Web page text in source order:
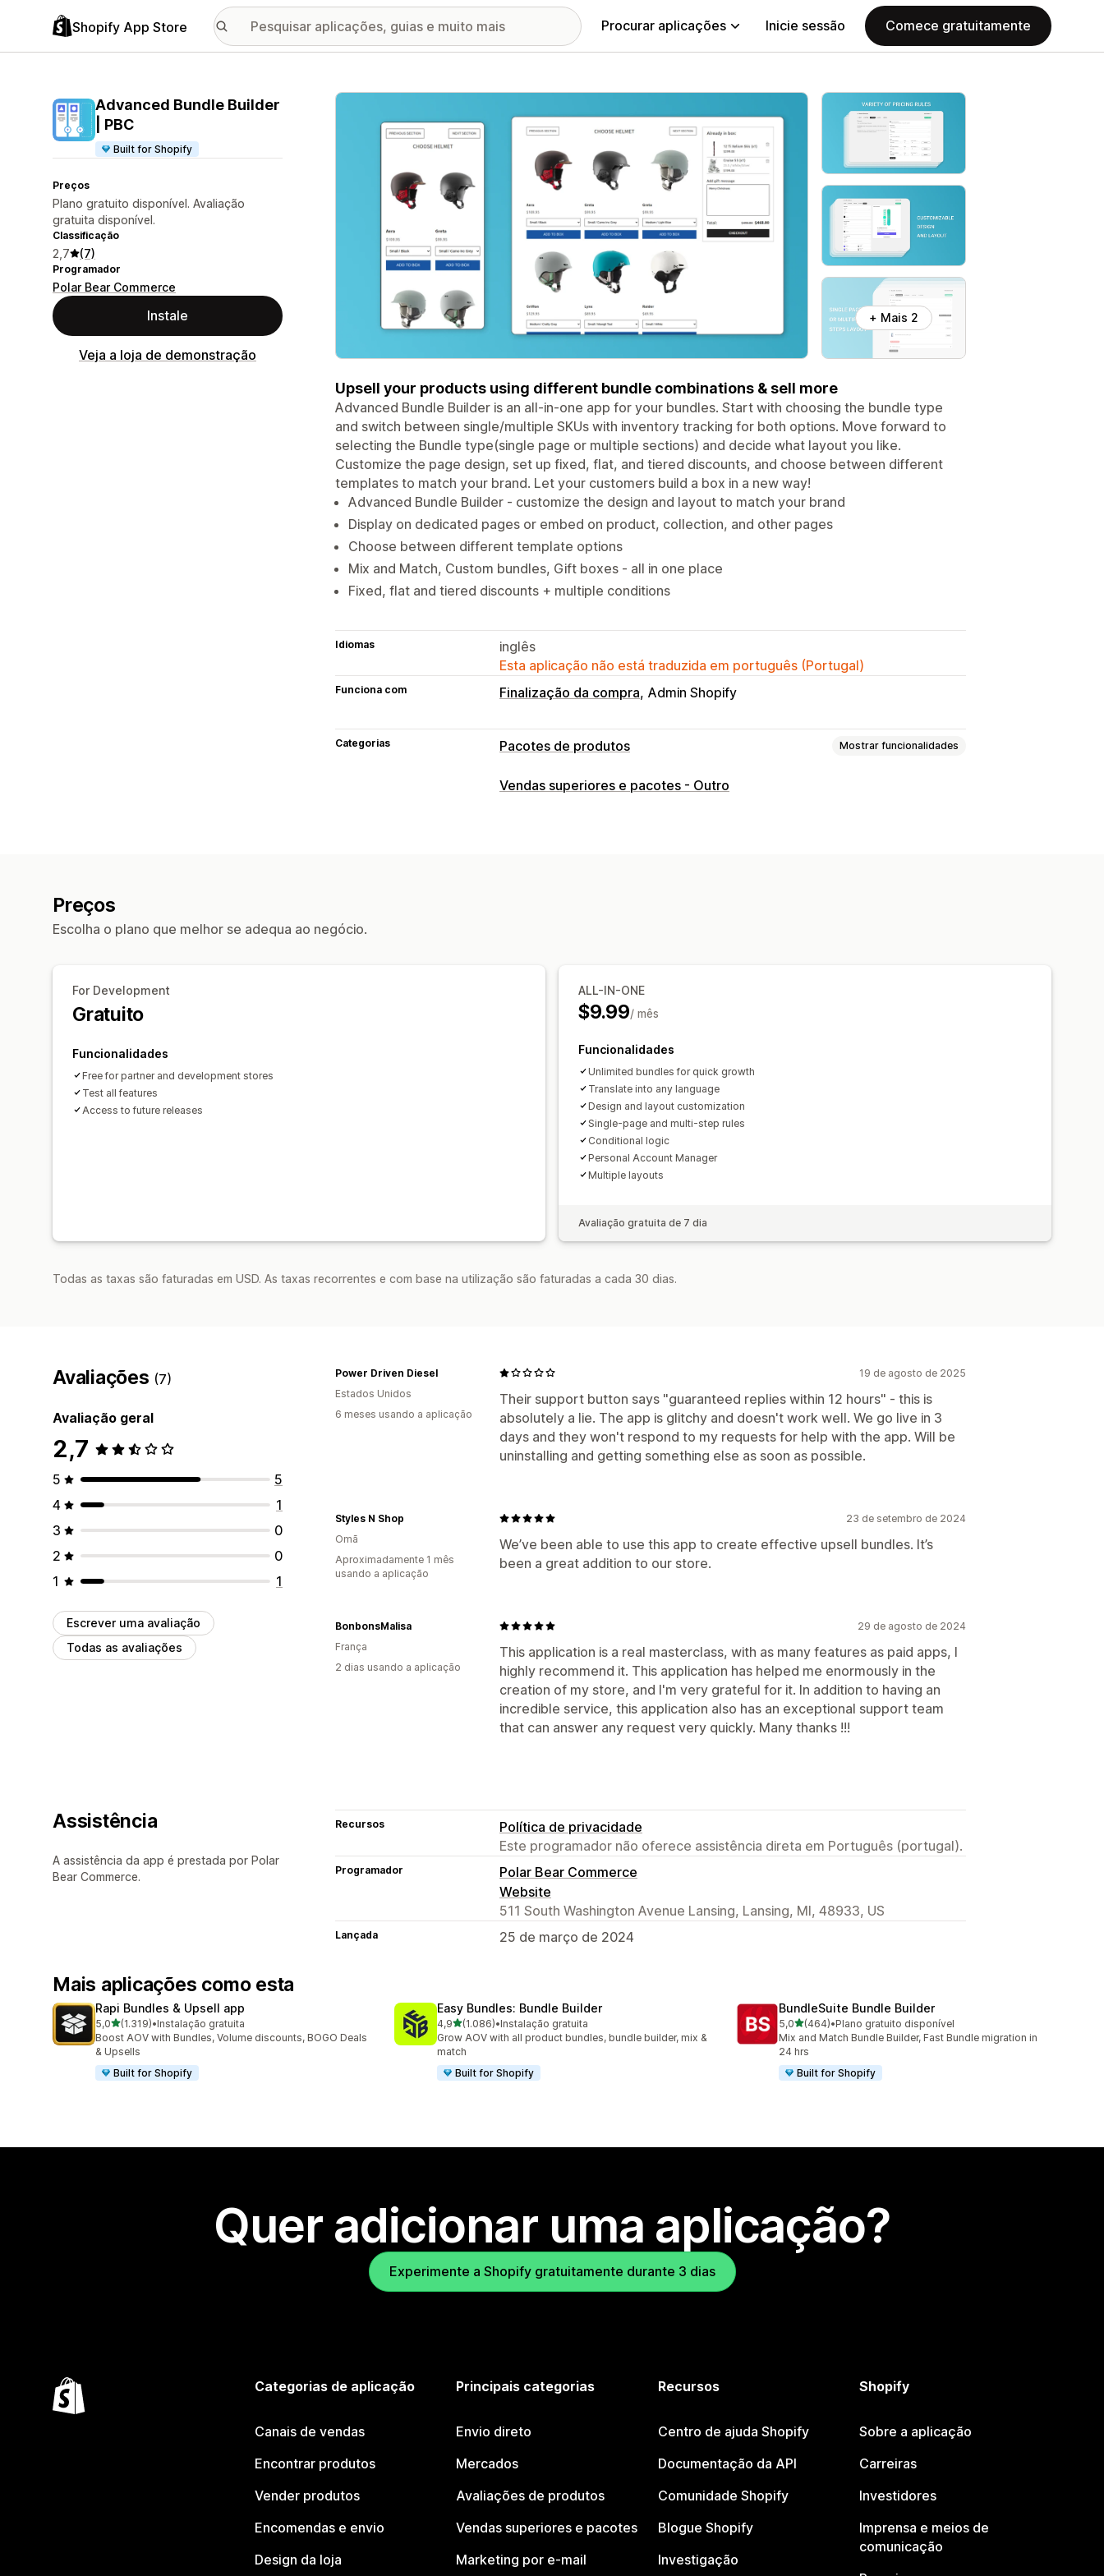
Shopify App Store Procurar aplicações Inicie sessão Comece gratuitamente
Advanced Bundle Builder
| PBC
Built for Shopify
Preços
Plano gratuito disponível. Avaliação
gratuita disponível.
Classificação
2,7 (7)
Programador
Polar Bear Commerce
Instale
Veja a loja de demonstração
Galeria de imagens em destaque
+ Mais 2
Upsell your products using different bundle combinations & sell more
Advanced Bundle Builder is an all-in-one app for your bundles. Start with choosing the bundle type
and switch between single/multiple SKUs with inventory tracking for both options. Move forward to
selecting the Bundle type(single page or multiple sections) and decide what layout you like.
Customize the page design, set up fixed, flat, and tiered discounts, and choose between different
templates to match your brand. Let your customers build a box in a new way!
Advanced Bundle Builder - customize the design and layout to match your brand
Display on dedicated pages or embed on product, collection, and other pages
Choose between different template options
Mix and Match, Custom bundles, Gift boxes - all in one place
Fixed, flat and tiered discounts + multiple conditions
Idiomas
inglês
Esta aplicação não está traduzida em português (Portugal)
Funciona com Finalização da compra Admin Shopify
Categorias Pacotes de produtos Mostrar funcionalidades
Tipos de pacotes
Vendas superiores e pacotes - Outro
Preços
Escolha o plano que melhor se adequa ao negócio.
For Development
Gratuito
Funcionalidades
Free for partner and development stores
Test all features
Access to future releases
ALL-IN-ONE
$9.99/ mês
Funcionalidades
Unlimited bundles for quick growth
Translate into any language
Design and layout customization
Single-page and multi-step rules
Conditional logic
Personal Account Manager
Multiple layouts
Avaliação gratuita de 7 dia
Todas as taxas são faturadas em USD. As taxas recorrentes e com base na utilização são faturadas a cada 30 dias.
Avaliações (7)
Avaliação geral
2,7
5
5
4
1
3
0
2
0
1
1
Escrever uma avaliação
Todas as avaliações
19 de agosto de 2025
Their support button says "guaranteed replies within 12 hours" - this is
absolutely a lie. The app is glitchy and doesn't work well. We go live in 3
days and they won't respond to my requests for help with the app. Will be
uninstalling and getting something else as soon as possible.
Power Driven Diesel
Estados Unidos
6 meses usando a aplicação
23 de setembro de 2024
We’ve been able to use this app to create effective upsell bundles. It’s
been a great addition to our store.
Styles N Shop
Omã
Aproximadamente 1 mês
usando a aplicação
29 de agosto de 2024
This application is a real masterclass, with as many features as paid apps, I
highly recommend it. This application has helped me enormously in the
creation of my store, and I'm very grateful for it. In addition to having an
incredible service, this application also has an exceptional support team
that can answer any request very quickly. Many thanks !!!
BonbonsMalisa
França
2 dias usando a aplicação
Assistência
A assistência da app é prestada por Polar
Bear Commerce.
Recursos
Política de privacidade
Este programador não oferece assistência direta em Português (portugal).
Programador
Polar Bear Commerce
Website
511 South Washington Avenue Lansing, Lansing, MI, 48933, US
Lançada 25 de março de 2024
Mais aplicações como esta
Rapi Bundles & Upsell app
5,0de 5 estrelas
(1.319)
1319 total de avaliações
•Instalação gratuita
Boost AOV with Bundles, Volume discounts, BOGO Deals
& Upsells
Built for Shopify
Easy Bundles: Bundle Builder
4,9de 5 estrelas
(1.086)
1086 total de avaliações
•Instalação gratuita
Grow AOV with all product bundles, bundle builder, mix &
match
Built for Shopify
BundleSuite Bundle Builder
5,0de 5 estrelas
(464)
464 total de avaliações
•Plano gratuito disponível
Mix and Match Bundle Builder, Fast Bundle migration in
24 hrs
Built for Shopify
Quer adicionar uma aplicação?
Experimente a Shopify gratuitamente durante 3 dias
Categorias de aplicação
Canais de vendas
Encontrar produtos
Vender produtos
Encomendas e envio
Design da loja
Principais categorias
Envio direto
Mercados
Avaliações de produtos
Vendas superiores e pacotes
Marketing por e-mail
Recursos
Centro de ajuda Shopify
Documentação da API
Comunidade Shopify
Blogue Shopify
Investigação
Shopify
Sobre a aplicação
Carreiras
Investidores
Imprensa e meios de
comunicação